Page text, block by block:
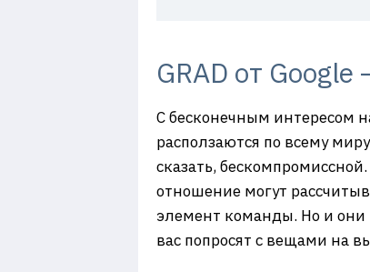
GRAD от
С бесконечным интересом
расползаются по всему
сказать,
отношение могут
элемент команды. Но и они
вас попросят с вещами на